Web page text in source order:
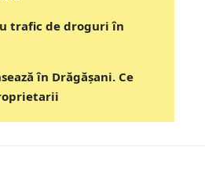
trafic de droguri în
în Drăgășani. Ce